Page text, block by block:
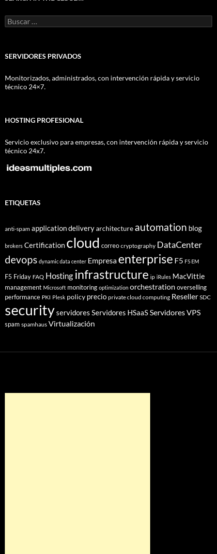
Buscar:
SERVIDORES PRIVADOS
Monitorizados, administrados, con intervención rápida y servicio
técnico 24×7.
HOSTING PROFESIONAL
Servicio exclusivo para empresas, con intervención rápida y servicio
técnico 24x7.
ETIQUETAS
anti-spam application deliveryarchitecture automation blog
brokers Certification cloud correo cryptography DataCenter
devops dynamic data center Empresa enterprise F5 F5 EM
F5 Friday FAQ Hostinginfrastructure ip iRules MacVittie
management Microsoft monitoring optimization orchestration overselling
performance PKI Plesk policy precio private cloud computing Reseller SDC
securityservidores Servidores HSaaSServidores VPS
spam spamhaus Virtualización